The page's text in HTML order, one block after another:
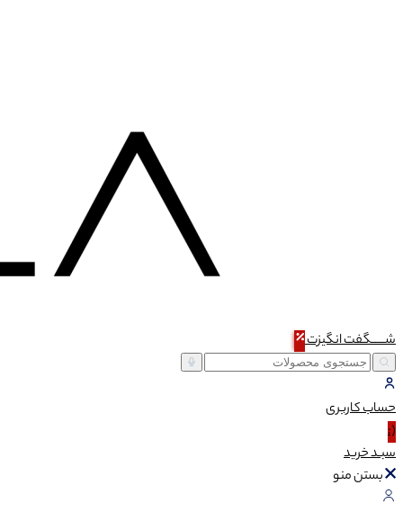
شـــــگفتانگیزت
حسابکاربری
(:
سبـدخرید
بستن منو